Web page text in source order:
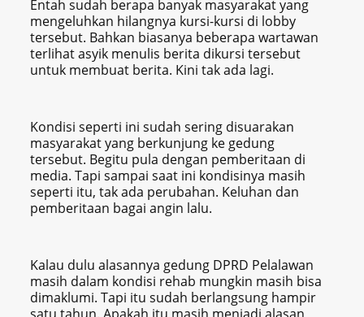
Entah sudah berapa banyak masyarakat yang
mengeluhkan hilangnya kursi-kursi di lobby
tersebut. Bahkan biasanya beberapa wartawan
terlihat asyik menulis berita dikursi tersebut
untuk membuat berita. Kini tak ada lagi.
Kondisi seperti ini sudah sering disuarakan
masyarakat yang berkunjung ke gedung
tersebut. Begitu pula dengan pemberitaan di
media. Tapi sampai saat ini kondisinya masih
seperti itu, tak ada perubahan. Keluhan dan
pemberitaan bagai angin lalu.
Kalau dulu alasannya gedung DPRD Pelalawan
masih dalam kondisi rehab mungkin masih bisa
dimaklumi. Tapi itu sudah berlangsung hampir